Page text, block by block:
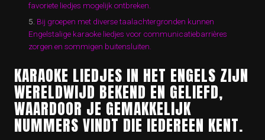
favoriete liedjes mogelijk ontbreken.
Bij groepen met diverse taalachtergronden kunnen
Engelstalige karaoke liedjes voor communicatiebarrières
zorgen en sommigen buitensluiten.
KARAOKE LIEDJES IN HET ENGELS ZIJN
WERELDWIJD BEKEND EN GELIEFD,
WAARDOOR JE GEMAKKELIJK
NUMMERS VINDT DIE IEDEREEN KENT.